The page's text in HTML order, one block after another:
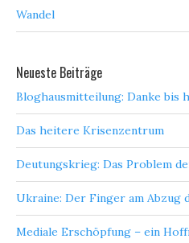
Wandel
Neueste Beiträge
Bloghausmitteilung: Danke bis
Das heitere Krisenzentrum
Deutungskrieg: Das Problem
Ukraine: Der Finger am Abzug
Mediale Erschöpfung – ein